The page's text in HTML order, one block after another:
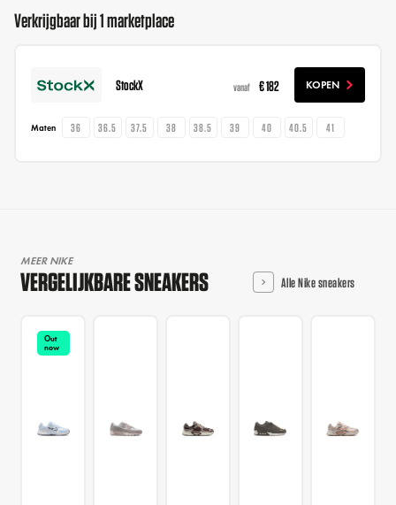
Verkrijgbaar bij 1 marketplace
StockX vanaf € 182 KOPEN
Maten 36 36.5 37.5 38 38.5 39 40 40.5 41
MEER NIKE
VERGELIJKBARE SNEAKERS Alle Nike sneakers
Out
now